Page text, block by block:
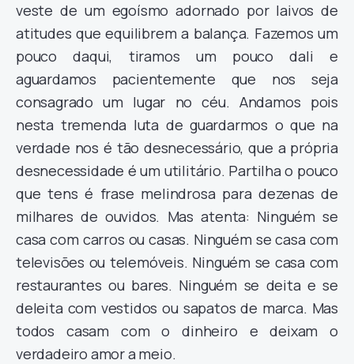
veste de um egoísmo adornado por laivos de
atitudes que equilibrem a balança. Fazemos um
pouco daqui, tiramos um pouco dali e
aguardamos pacientemente que nos seja
consagrado um lugar no céu. Andamos pois
nesta tremenda luta de guardarmos o que na
verdade nos é tão desnecessário, que a própria
desnecessidade é um utilitário. Partilha o pouco
que tens é frase melindrosa para dezenas de
milhares de ouvidos. Mas atenta: Ninguém se
casa com carros ou casas. Ninguém se casa com
televisões ou telemóveis. Ninguém se casa com
restaurantes ou bares. Ninguém se deita e se
deleita com vestidos ou sapatos de marca. Mas
todos casam com o dinheiro e deixam o
verdadeiro amor a meio.